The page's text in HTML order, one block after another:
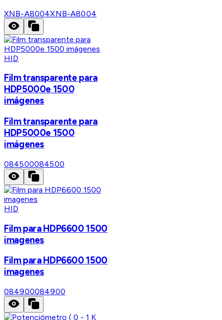
XNB-A8004XNB-A8004
HID
Film transparente para
HDP5000e 1500
imágenes
Film transparente para
HDP5000e 1500
imágenes
084500084500
HID
Film para HDP6600 1500
imagenes
Film para HDP6600 1500
imagenes
084900084900